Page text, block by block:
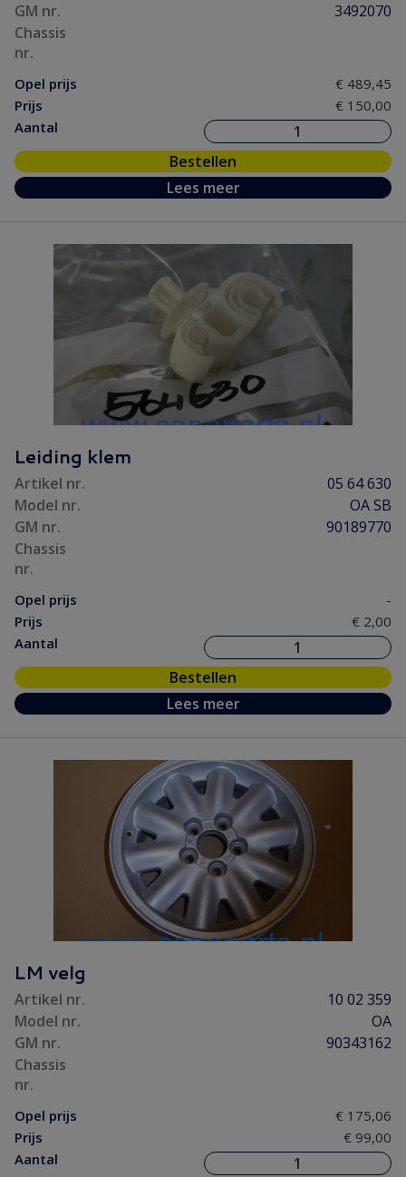
GM nr.
3492070
Chassis
nr.
Opel prijs
€ 489,45
Prijs
€ 150,00
Aantal
Bestellen
Lees meer
Leiding klem
Artikel nr.
05 64 630
Model nr.
OA SB
GM nr.
90189770
Chassis
nr.
Opel prijs
-
Prijs
€ 2,00
Aantal
Bestellen
Lees meer
LM velg
Artikel nr.
10 02 359
Model nr.
OA
GM nr.
90343162
Chassis
nr.
Opel prijs
€ 175,06
Prijs
€ 99,00
Aantal